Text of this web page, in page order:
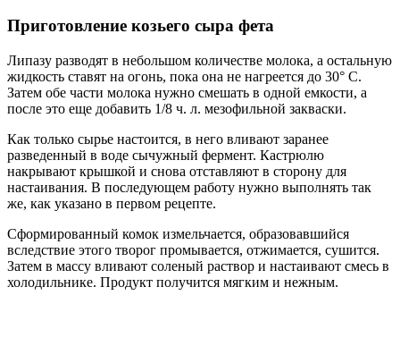
Приготовление козьего сыра фета
Липазу разводят в небольшом количестве молока, а остальную
жидкость ставят на огонь, пока она не нагреется до 30° С.
Затем обе части молока нужно смешать в одной емкости, а
после это еще добавить 1/8 ч. л. мезофильной закваски.
Как только сырье настоится, в него вливают заранее
разведенный в воде сычужный фермент. Кастрюлю
накрывают крышкой и снова отставляют в сторону для
настаивания. В последующем работу нужно выполнять так
же, как указано в первом рецепте.
Сформированный комок измельчается, образовавшийся
вследствие этого творог промывается, отжимается, сушится.
Затем в массу вливают соленый раствор и настаивают смесь в
холодильнике. Продукт получится мягким и нежным.